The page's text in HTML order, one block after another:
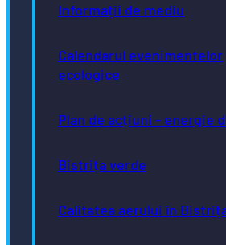
Informații de mediu
Calendarul evenimentelor
ecologice
Plan de acțiuni - energie
Bistrița verde
Calitatea aerului în